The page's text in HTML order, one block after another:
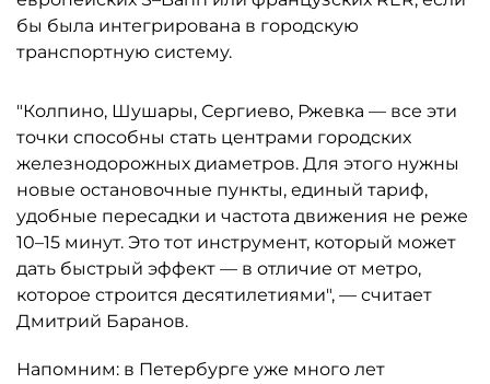
бы была интегрирована в городскую
транспортную систему.
"Колпино, Шушары, Сергиево, Ржевка — все эти
точки способны стать центрами городских
железнодорожных диаметров. Для этого нужны
новые остановочные пункты, единый тариф,
удобные пересадки и частота движения не реже
10–15 минут. Это тот инструмент, который может
дать быстрый эффект — в отличие от метро,
которое строится десятилетиями", — считает
Дмитрий Баранов.
Напомним: в Петербурге уже много лет